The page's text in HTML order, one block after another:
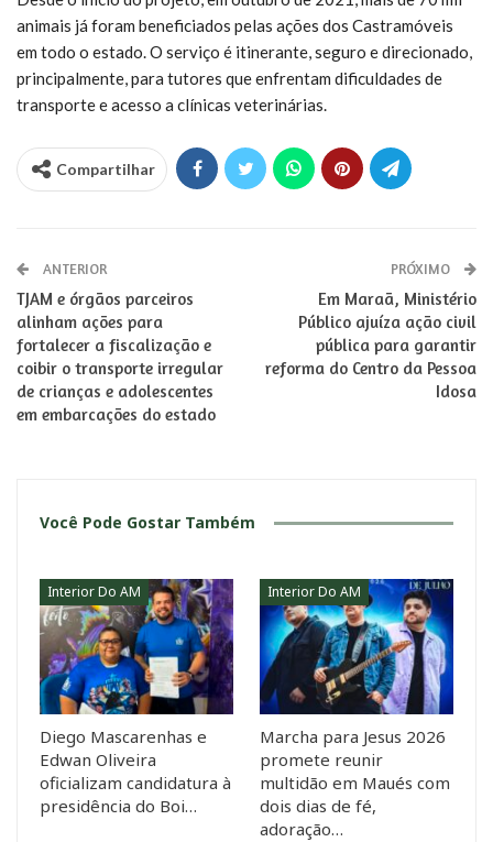
animais já foram beneficiados pelas ações dos Castramóveis
em todo o estado. O serviço é itinerante, seguro e direcionado,
principalmente, para tutores que enfrentam dificuldades de
transporte e acesso a clínicas veterinárias.
Compartilhar
ANTERIOR
TJAM e órgãos parceiros
alinham ações para
fortalecer a fiscalização e
coibir o transporte irregular
de crianças e adolescentes
em embarcações do estado
PRÓXIMO
Em Maraã, Ministério
Público ajuíza ação civil
pública para garantir
reforma do Centro da Pessoa
Idosa
Você Pode Gostar Também
Interior Do AM
Diego Mascarenhas e
Edwan Oliveira
oficializam candidatura à
presidência do Boi…
Interior Do AM
Marcha para Jesus 2026
promete reunir
multidão em Maués com
dois dias de fé,
adoração…